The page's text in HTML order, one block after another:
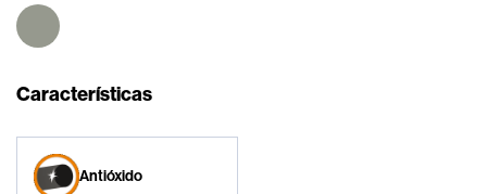
Características
Antióxido